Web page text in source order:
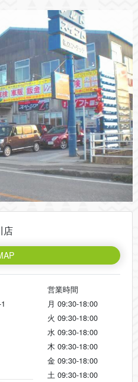
店
営業時間
月 09:30-18:00
火 09:30-18:00
水 09:30-18:00
木 09:30-18:00
金 09:30-18:00
土 09:30-18:00